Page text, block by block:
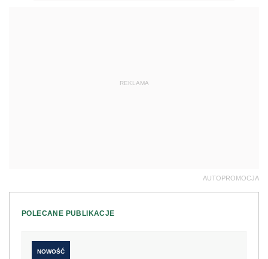
REKLAMA
AUTOPROMOCJA
POLECANE PUBLIKACJE
NOWOŚĆ